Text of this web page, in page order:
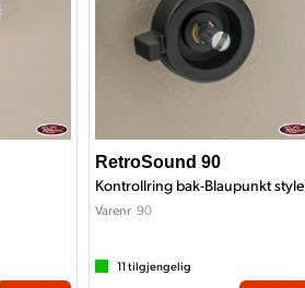
RetroSound 90
Kontrollring bak-Blaupunkt style
Varenr 90
11tilgjengelig